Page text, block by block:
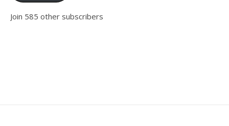
Join 585 other subscribers